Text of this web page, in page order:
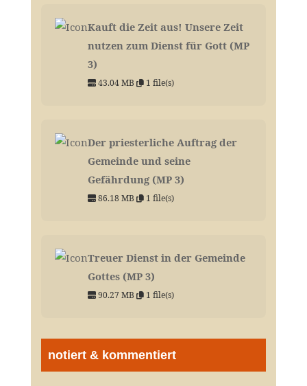
Kauft die Zeit aus! Unsere Zeit
nutzen zum Dienst für Gott (MP
3)
43.04 MB 1 file(s)
Der priesterliche Auftrag der
Gemeinde und seine
Gefährdung (MP 3)
86.18 MB 1 file(s)
Treuer Dienst in der Gemeinde
Gottes (MP 3)
90.27 MB 1 file(s)
notiert & kommentiert